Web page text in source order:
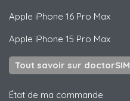
Apple iPhone 16 Pro Max
Apple iPhone 15 Pro Max
Tout savoir sur doctorSIM
État de ma commande